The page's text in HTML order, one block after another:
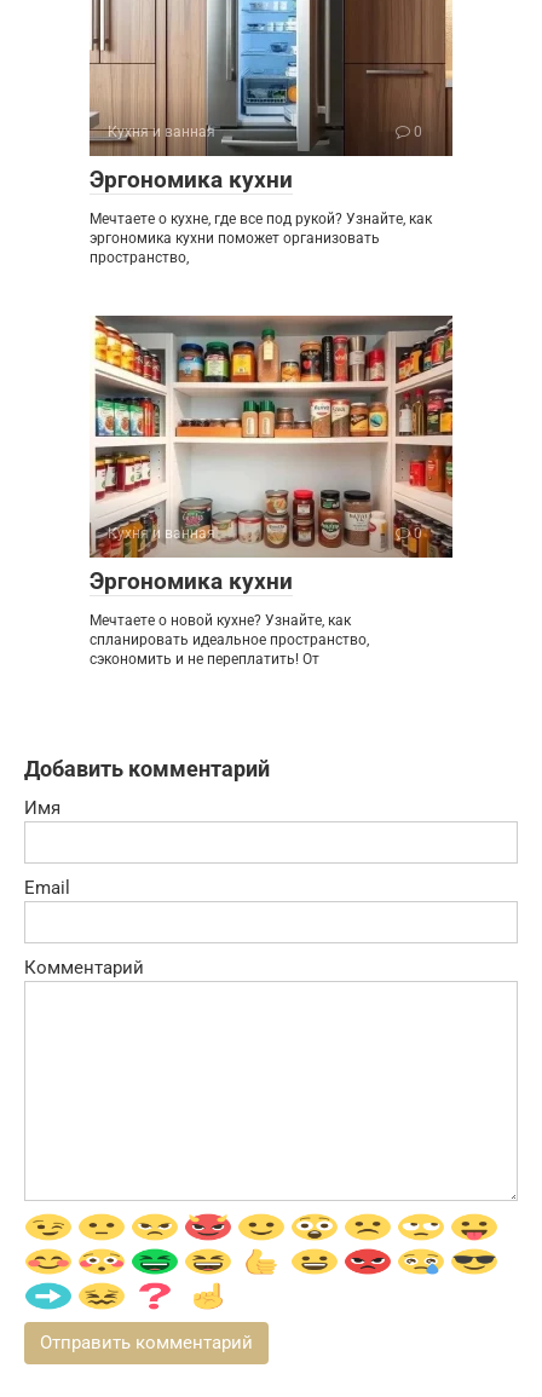
Кухня и ванная 0
Эргономика кухни
Мечтаете о кухне, где все под рукой? Узнайте, как
эргономика кухни поможет организовать
пространство,
Кухня и ванная 0
Эргономика кухни
Мечтаете о новой кухне? Узнайте, как
спланировать идеальное пространство,
сэкономить и не переплатить! От
Добавить комментарий
Имя
Email
Комментарий